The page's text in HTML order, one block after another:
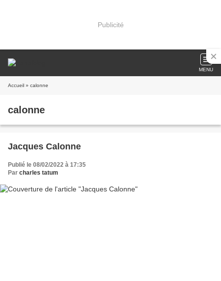
Publicité
MENU
Accueil » calonne
calonne
Jacques Calonne
Publié le 08/02/2022 à 17:35
Par charles tatum